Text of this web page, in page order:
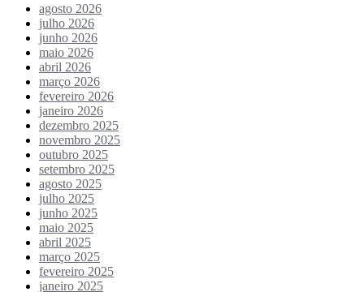
agosto 2026
julho 2026
junho 2026
maio 2026
abril 2026
março 2026
fevereiro 2026
janeiro 2026
dezembro 2025
novembro 2025
outubro 2025
setembro 2025
agosto 2025
julho 2025
junho 2025
maio 2025
abril 2025
março 2025
fevereiro 2025
janeiro 2025